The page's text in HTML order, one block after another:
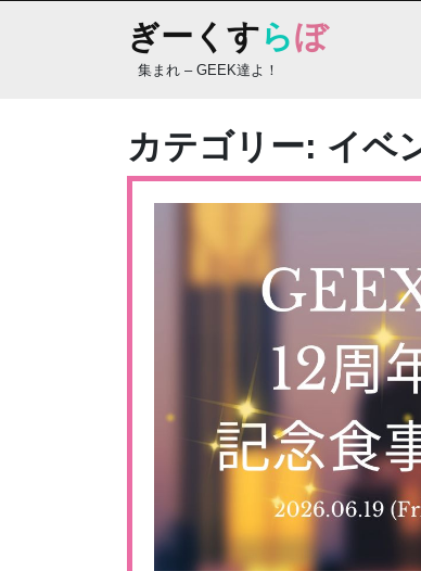
ぎーくすらぼ
集まれ – GEEK達よ！
カテゴリー: イベ